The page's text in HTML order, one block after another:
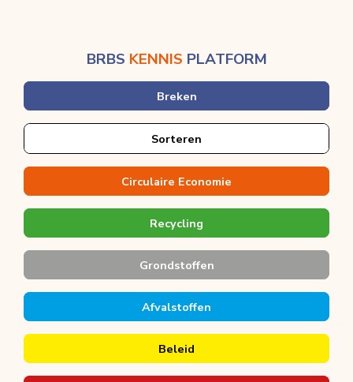
BRBS KENNIS PLATFORM
Breken
Sorteren
Circulaire Economie
Recycling
Grondstoffen
Afvalstoffen
Beleid